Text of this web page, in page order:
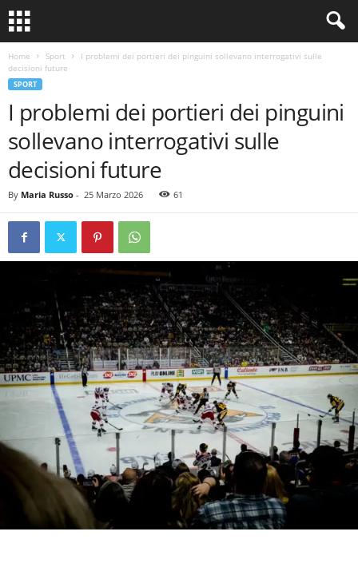
Home Sport
I problemi dei portieri dei pinguini sollevano interrogativi sulle
decisioni future
SPORT
I problemi dei portieri dei pinguini
sollevano interrogativi sulle
decisioni future
By Maria Russo - 25 Marzo 2026 61